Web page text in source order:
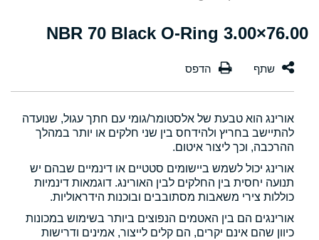
76.00×3.00 NBR 70 Black O-Ring
אורינג הוא טבעת של אלסטומר/גומי עם חתך עגול, שנועדה
להתיישב בחריץ ולהידחס בין שני חלקים או יותר במהלך
ההרכבה, וכך ליצור איטום.
אורינג יכול לשמש ביישומים סטטיים או דינמיים שבהם יש
תנועה יחסית בין החלקים לבין האורינג. דוגמאות דינמיות
כוללות צירי משאבות מסתובבים ובוכנות הידראוליות.
אורינגים הם בין האטמים הנפוצים ביותר בשימוש במכונות
כיוון שהם אינם יקרים, הם קלים לייצור, אמינים ודרישות